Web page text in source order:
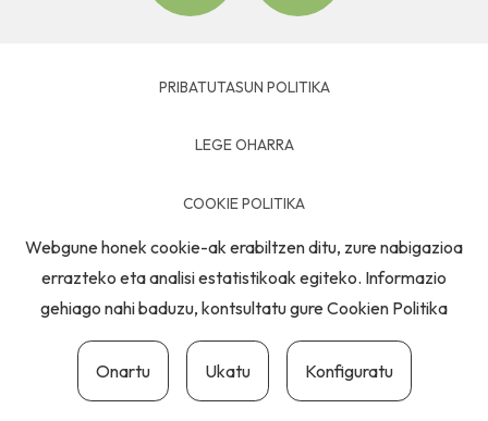
PRIBATUTASUN POLITIKA
LEGE OHARRA
COOKIE POLITIKA
Webgune honek cookie-ak erabiltzen ditu, zure nabigazioa
errazteko eta analisi estatistikoak egiteko. Informazio
gehiago nahi baduzu, kontsultatu gureCookien Politika
Onartu Ukatu Konfiguratu